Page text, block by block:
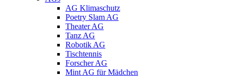
AG Klimaschutz
Poetry Slam AG
Theater AG
Tanz AG
Robotik AG
Tischtennis
Forscher AG
Mint AG für Mädchen